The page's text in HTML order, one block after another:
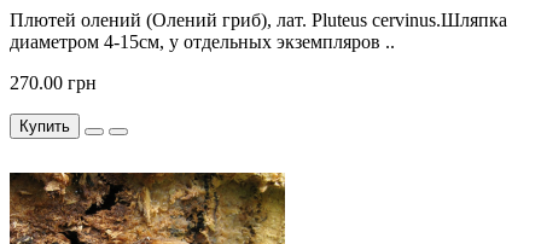
Плютей олений (Олений гриб), лат. Pluteus cervinus.Шляпка
диаметром 4-15см, у отдельных экземпляров ..
270.00 грн
Купить